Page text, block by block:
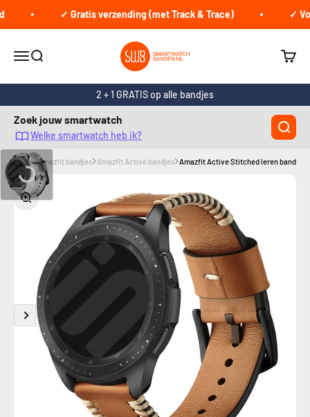
✓ Gratis verzending (met Track & Trace) ✓
Navigatiemenu openen
Zoeken openen
smartwatchbanden.nl
2 + 1 GRATIS op alle bandjes
Zoek jouw smartwatch
Welke smartwatch heb ik?
Home Amazfit bandjes Amazfit Active bandjes Amazfit Active Stitched leren band
In-/uitzoomen